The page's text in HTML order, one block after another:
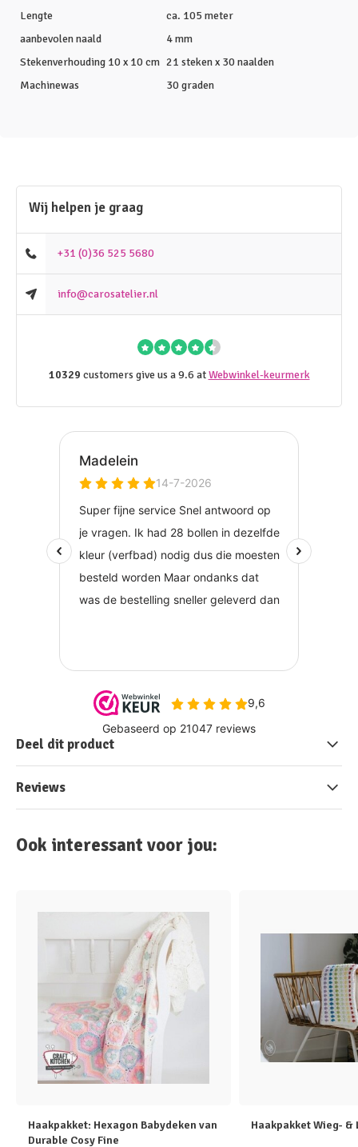
Lengte
ca. 105 meter
aanbevolen naald
4 mm
Stekenverhouding 10 x 10 cm 21 steken x 30 naalden
Machinewas
30 graden
Wij helpen je graag
+31 (0)36 525 5680
info@carosatelier.nl
10329 customers give us a 9.6 atWebwinkel-keurmerk
Deel dit product
Reviews
Ook interessant voor jou:
Haakpakket: Hexagon Babydeken van
Durable Cosy Fine
Haakpakket Wieg-